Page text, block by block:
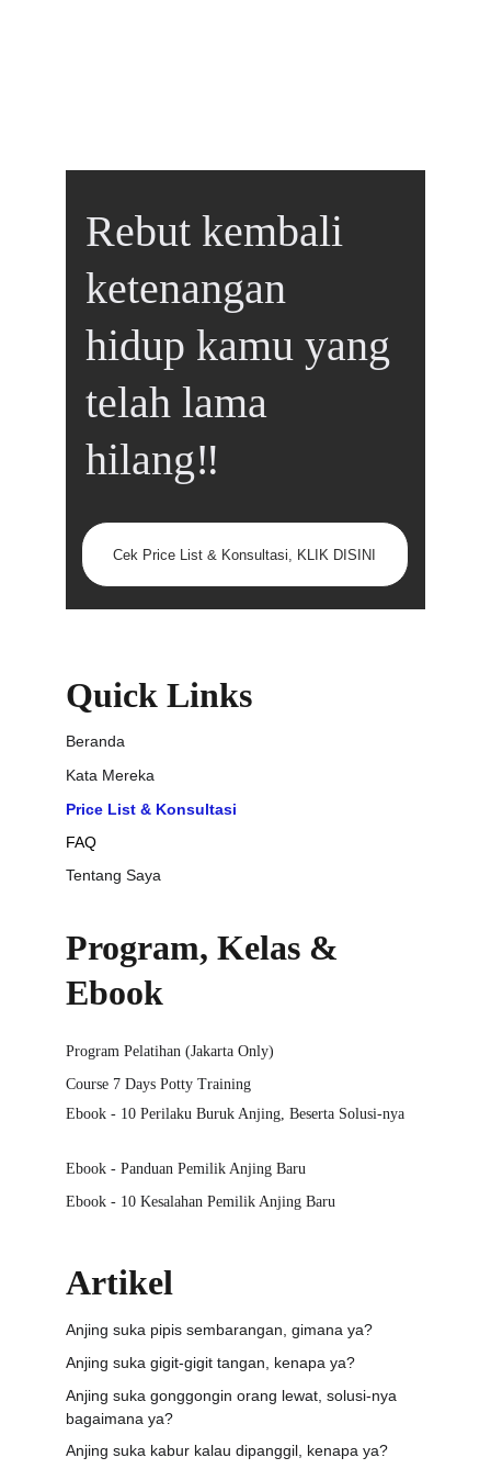
Quick Links
Artikel
Program, Kelas &
Ebook
Beranda
Kata Mereka
Price List & Konsultasi
Tentang Saya
Course 7 Days Potty Training
Ebook - 10 Kesalahan Pemilik Anjing Baru
Ebook - 10 Perilaku Buruk Anjing, Beserta Solusi-nya
Ebook - Panduan Pemilik Anjing Baru
Anjing suka pipis sembarangan, gimana ya?
Anjing suka gigit-gigit tangan, kenapa ya?
Anjing suka kabur kalau dipanggil, kenapa ya?
Anjing suka gonggongin orang lewat, solusi-nya
bagaimana ya?
Program Pelatihan (Jakarta Only)
FAQ
Rebut kembali
ketenangan
hidup kamu yang
telah lama
hilang‼️
Cek Price List & Konsultasi, KLIK DISINI